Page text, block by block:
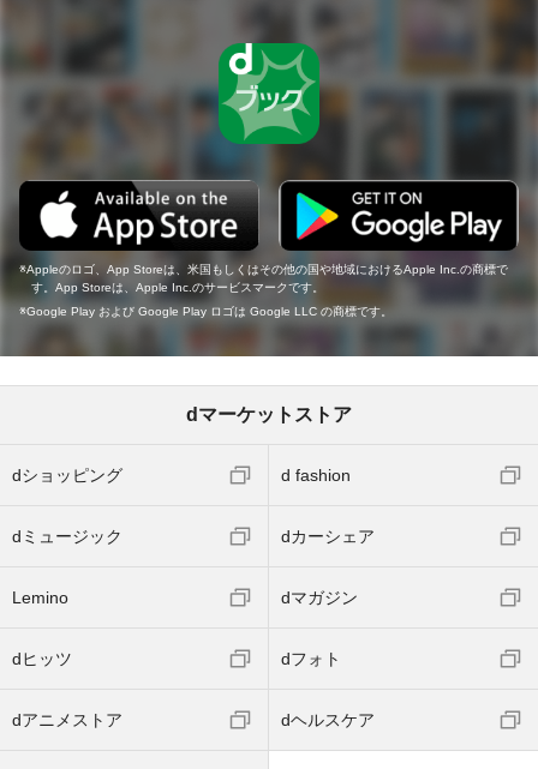
Appleのロゴ、App Storeは、米国もしくはその他の国や地域におけるApple Inc.の商標で
す。App Storeは、Apple Inc.のサービスマークです。
Google Play および Google Play ロゴは Google LLC の商標です。
dマーケットストア
dショッピング d fashion
dミュージック dカーシェア
Lemino dマガジン
dヒッツ dフォト
dアニメストア dヘルスケア